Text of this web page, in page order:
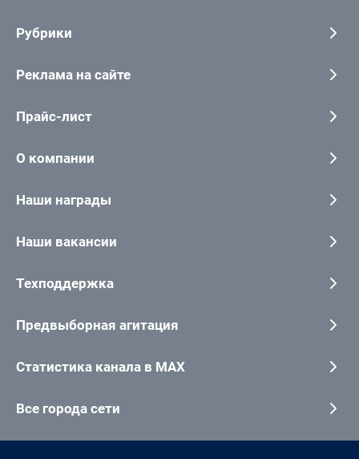
Рубрики
Реклама на сайте
Прайс-лист
О компании
Наши награды
Наши вакансии
Техподдержка
Предвыборная агитация
Статистика канала в MAX
Все города сети